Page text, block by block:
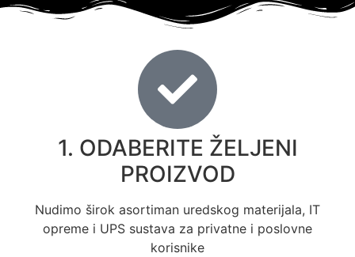
1. ODABERITE ŽELJENI
PROIZVOD
Nudimo širok asortiman uredskog materijala, IT
opreme i UPS sustava za privatne i poslovne
korisnike